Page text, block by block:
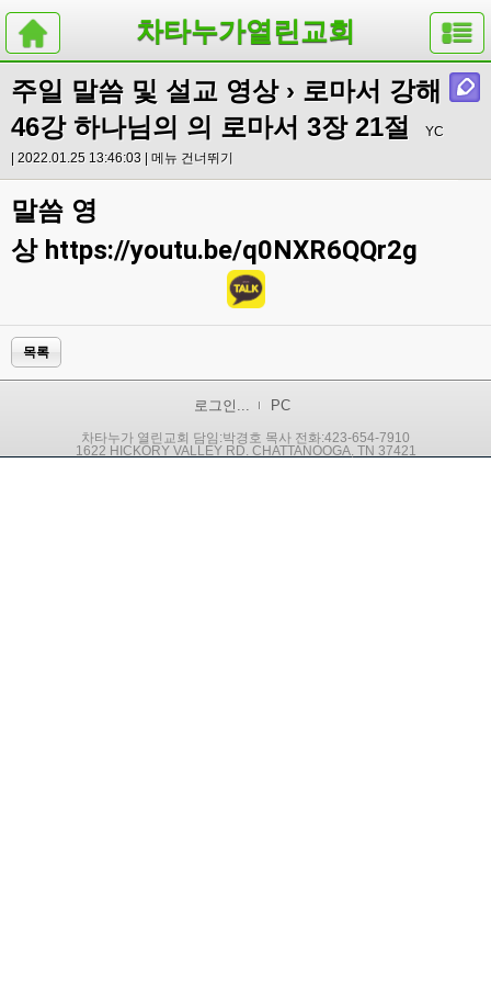
차타누가열린교회
주일 말씀 및 설교 영상› 로마서 강해
46강 하나님의 의 로마서 3장 21절
YC
| 2022.01.25 13:46:03 | 메뉴 건너뛰기
말씀 영
상 https://youtu.be/q0NXR6QQr2g
목록
로그인... PC
차타누가 열린교회 담임:박경호 목사 전화:423-654-7910
1622 HICKORY VALLEY RD. CHATTANOOGA, TN 37421